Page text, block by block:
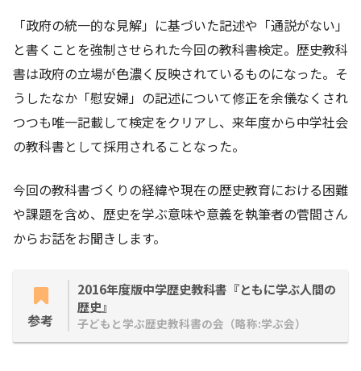
「政府の統一的な見解」に基づいた記述や「通説がない」
と書くことを強制させられた今回の教科書検定。歴史教科
書は政府の立場が色濃く反映されているものになった。そ
うしたなか「慰安婦」の記述について修正を余儀なくされ
つつも唯一記載して検定をクリアし、来年度から中学社会
の教科書として採用されることなった。
今回の教科書づくりの経緯や現在の歴史教育における困難
や課題を含め、歴史を学ぶ意味や意義を執筆者の菅間さん
からお話をお聞きします。
参考
2016年度版中学歴史教科書『ともに学ぶ人間の
歴史』
子どもと学ぶ歴史教科書の会（略称:学ぶ会）